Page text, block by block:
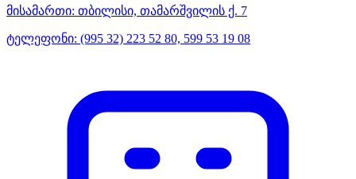
მისამართი: თბილისი, თამარშვილის ქ. 7
ტელეფონი: (995 32) 223 52 80, 599 53 19 08